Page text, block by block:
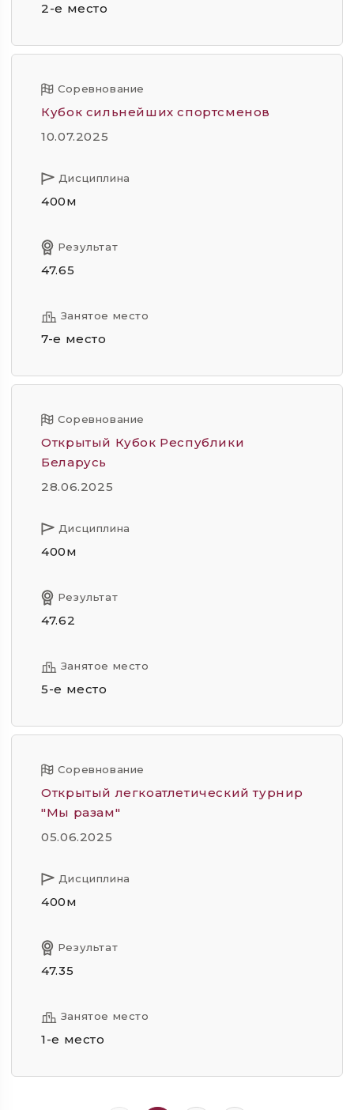
2-е место
Соревнование
Кубок сильнейших спортсменов
10.07.2025
Дисциплина
400м
Результат
47.65
Занятое место
7-е место
Соревнование
Открытый Кубок Республики
Беларусь
28.06.2025
Дисциплина
400м
Результат
47.62
Занятое место
5-е место
Соревнование
Открытый легкоатлетический турнир
"Мы разам"
05.06.2025
Дисциплина
400м
Результат
47.35
Занятое место
1-е место